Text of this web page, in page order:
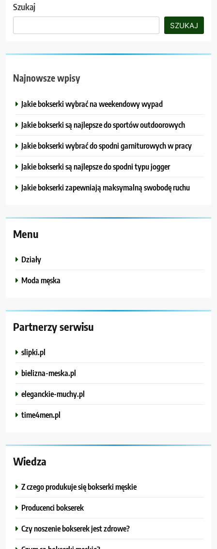
Szukaj
SZUKAJ
Najnowsze wpisy
Jakie bokserki wybrać na weekendowy wypad
Jakie bokserki są najlepsze do sportów outdoorowych
Jakie bokserki wybrać do spodni garniturowych w pracy
Jakie bokserki są najlepsze do spodni typu jogger
Jakie bokserki zapewniają maksymalną swobodę ruchu
Menu
Działy
Moda męska
Partnerzy serwisu
slipki.pl
bielizna-meska.pl
eleganckie-muchy.pl
time4men.pl
Wiedza
Z czego produkuje się bokserki męskie
Producenci bokserek
Czy noszenie bokserek jest zdrowe?